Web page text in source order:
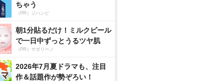
ちゃう
（PR）ジハンピ
朝1分貼るだけ！ミルクピール
で一日中ずっとうるツヤ肌
（PR）サボリーノ
2026年7月夏ドラマも、注目
作＆話題作が勢ぞろい！